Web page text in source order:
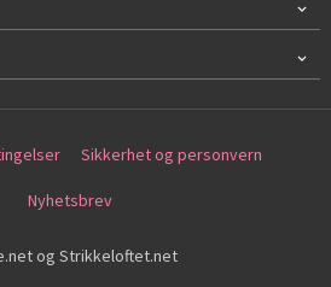
Sikkerhet og personvern
Nyhetsbrev
og Strikkeloftet.net